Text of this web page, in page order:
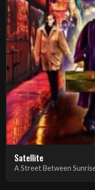
Satellite
A Street Between